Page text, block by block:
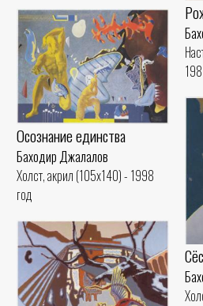
Осознание единства
Баходир Джалалов
Холст, акрил (105x140) - 1998
год